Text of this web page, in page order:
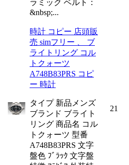
ラミック ベルト：
&nbsp;...
時計 コピー 店頭販
売 simフリー 、 ブ
ライトリング コル
トクォーツ
A748B83PRS コピ
ー 時計
タイプ 新品メンズ
ブランド ブライト
リング 商品名 コル
トクォーツ 型番
A748B83PRS 文字
盤色 ﾌﾞﾗｯｸ 文字盤
21